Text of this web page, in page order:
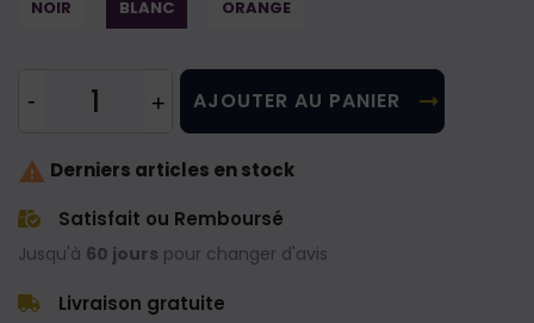
NOIR BLANC ORANGE
AJOUTER AU PANIER
 Derniers articles en stock
Satisfait ou Remboursé
Jusqu'à 60 jours pour changer d'avis
Livraison gratuite